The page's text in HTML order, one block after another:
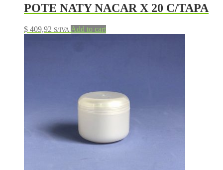
POTE NATY NACAR X 20 C/TAPA
$ 409,92 S/IVA Add to cart